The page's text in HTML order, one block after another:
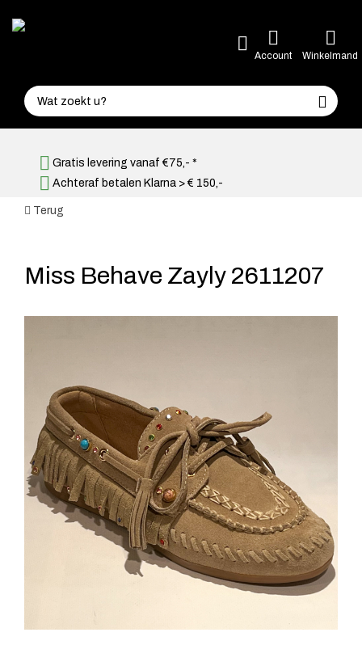
Account Winkelmand
Gratis levering vanaf €75,- *
Achteraf betalen Klarna > € 150,-
Terug
Miss Behave Zayly 2611207